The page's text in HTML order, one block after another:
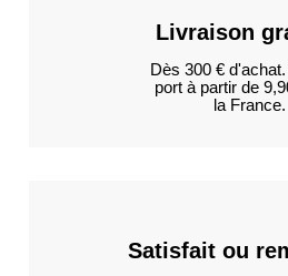
Livraison
Dès 300 €
port à partir de
la France.
Satisfait ou